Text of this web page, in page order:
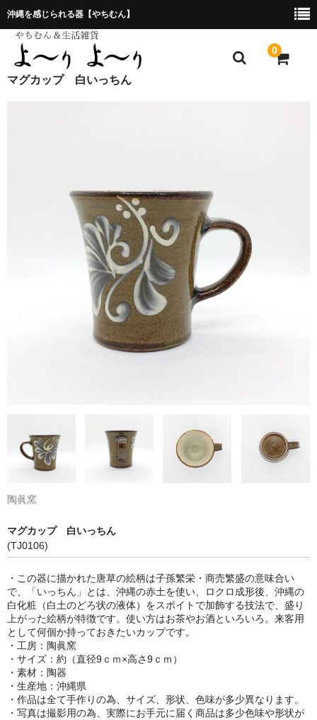
沖縄を感じられる器【やちむん】
0
マグカップ 白いっちん
陶眞窯
マグカップ 白いっちん
(TJ0106)
・この器に描かれた唐草の絵柄は子孫繁栄・商売繁盛の意味合い
で、「いっちん」とは、沖縄の赤土を使い、ロクロ成形後、沖縄の
白化粧（白土のどろ状の液体）をスポイトで加飾する技法で、盛り
上がった絵柄が特徴です。使い方はお茶やお酒といろいろ。来客用
として何個か持っておきたいカップです。
・工房：陶眞窯
・サイズ：約（直径9ｃｍ×高さ9ｃｍ）
・素材：陶器
・生産地：沖縄県
・作品は全て手作りの為、サイズ、形状、色味が多少異なります。
・写真は撮影用の為、実際にお手元に届く商品は多少色味や形状が